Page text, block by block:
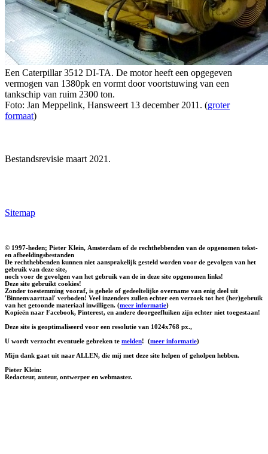
Een Caterpillar 3512 DI-TA. De motor heeft een opgegeven
vermogen van 1380pk en vormt door voortstuwing van een
tankschip van ruim 2300 ton.
Foto: Jan Meppelink, Hansweert 13 december 2011. (groter
formaat)
Bestandsrevisie maart 2021.
Sitemap
© 1997-heden; Pieter Klein, Amsterdam of de rechthebbenden van de opgenomen tekst-
en afbeeldingsbestanden
De rechthebbenden kunnen niet aansprakelijk gesteld worden voor de gevolgen van het
gebruik van deze site,
noch voor de gevolgen van het gebruik van de in deze site opgenomen links!
Deze site gebruikt cookies!
Zonder toestemming vooraf, is gehele of gedeeltelijke overname van enig deel uit
'Binnenvaarttaal' verboden! Veel inzenders zullen echter een verzoek tot het (her)gebruik
van het getoonde materiaal inwilligen. (meer informatie)
Kopieën naar Facebook, Pinterest, en andere doorgeefluiken zijn echter niet toegestaan!
Deze site is geoptimaliseerd voor een resolutie van 1024x768 px.,
U wordt verzocht eventuele gebreken te melden! (meer informatie)
Mijn dank gaat uit naar ALLEN, die mij met deze site helpen of geholpen hebben.
Pieter Klein:
Redacteur, auteur, ontwerper en webmaster.